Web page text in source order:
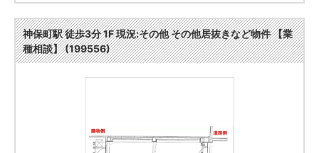
神保町駅 徒歩3分 1F 現況:その他 その他居抜きなど物件 【業
種相談】 (199556)